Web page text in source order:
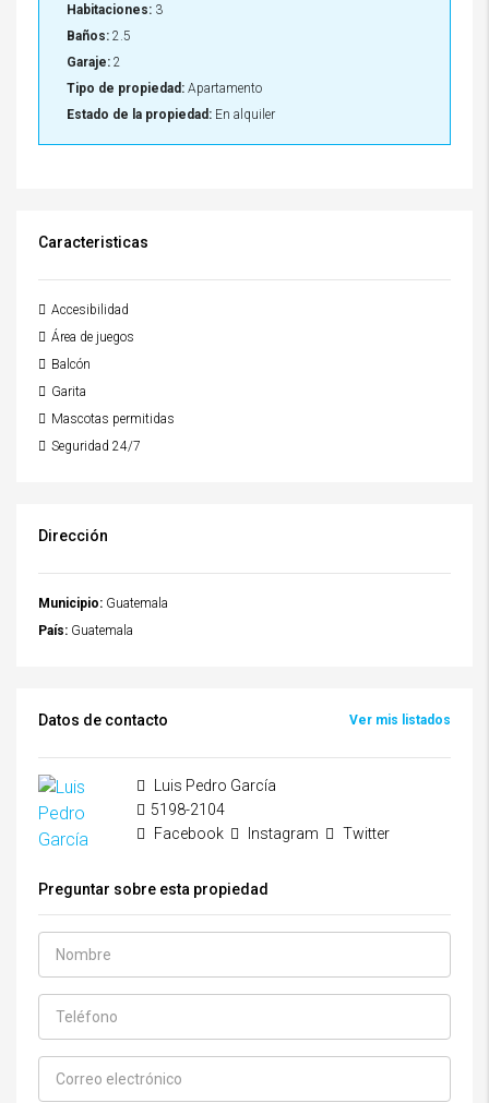
Habitaciones: 3
Baños: 2.5
Garaje: 2
Tipo de propiedad: Apartamento
Estado de la propiedad: En alquiler
Caracteristicas
Accesibilidad
Área de juegos
Balcón
Garita
Mascotas permitidas
Seguridad 24/7
Dirección
Municipio: Guatemala
País: Guatemala
Datos de contacto Ver mis listados
Luis Pedro García
5198-2104
Facebook
Instagram Twitter
Preguntar sobre esta propiedad